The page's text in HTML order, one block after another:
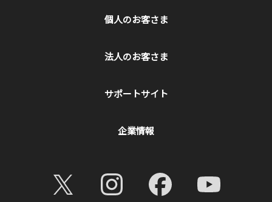
個人のお客さま
法人のお客さま
サポートサイト
企業情報